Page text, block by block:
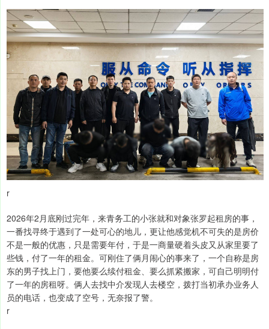
r
2026年2月底刚过完年，来青务工的小张就和对象张罗起租房的事，
一番找寻终于遇到了一处可心的地儿，更让他感觉机不可失的是房价
不是一般的优惠，只是需要年付，于是一商量硬着头皮又从家里要了
些钱，付了一年的租金。可刚住了俩月闹心的事来了，一个自称是房
东的男子找上门，要他要么续付租金、要么抓紧搬家，可自己明明付
了一年的房租呀。俩人去找中介发现人去楼空，拨打当初承办业务人
员的电话，也变成了空号，无奈报了警。
r